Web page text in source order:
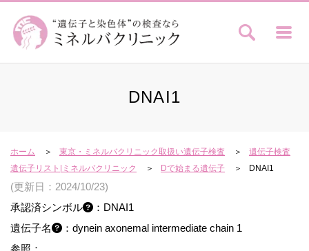
DNAI1
ホーム 東京・ミネルバクリニック取扱い遺伝子検査
遺伝子検査
遺伝子リスト|ミネルバクリニック
Dで始まる遺伝子 DNAI1
(更新日：2024/10/23)
承認済シンボル
：DNAI1
遺伝子名
：dynein axonemal intermediate chain 1
参照：